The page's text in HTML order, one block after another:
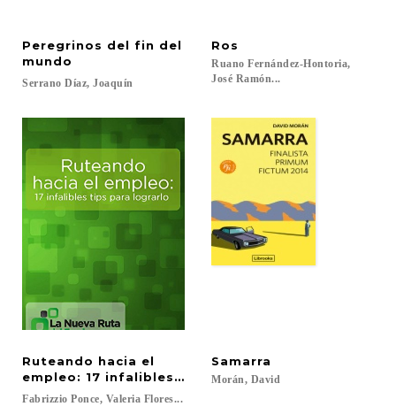
Peregrinos del fin del
mundo
Serrano Díaz, Joaquín
Ros
Ruano Fernández-Hontoria,
José Ramón...
Ruteando hacia el
empleo: 17 infalibles tips para lograrlo
Fabrizzio Ponce, Valeria Flores...
Samarra
Morán, David